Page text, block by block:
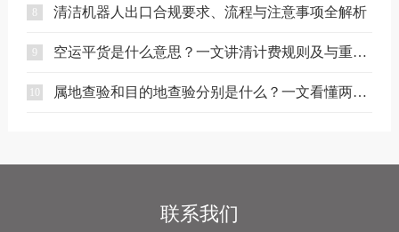
8 清洁机器人出口合规要求、流程与注意事项全解析
9 空运平货是什么意思？一文讲清计费规则及与重货、泡货的区别
10 属地查验和目的地查验分别是什么？一文看懂两者区别
联系我们